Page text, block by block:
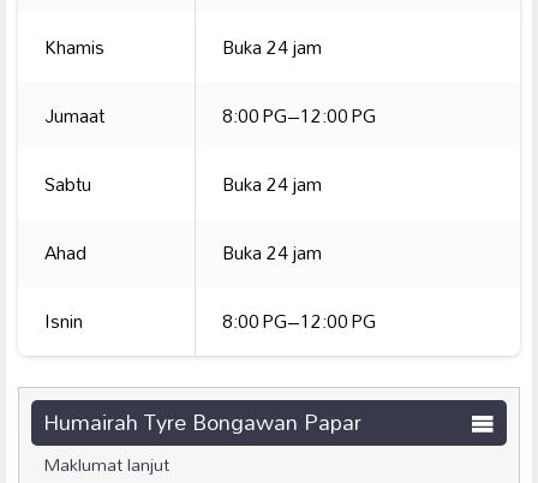
Khamis
Buka 24 jam
Jumaat
8:00 PG–12:00 PG
Sabtu
Buka 24 jam
Ahad
Buka 24 jam
Isnin
8:00 PG–12:00 PG
Humairah Tyre Bongawan Papar
Maklumat lanjut